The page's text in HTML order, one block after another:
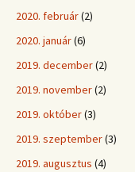
2020. február(2)
2020. január(6)
2019. december(2)
2019. november(2)
2019. október(3)
2019. szeptember(3)
2019. augusztus (4)